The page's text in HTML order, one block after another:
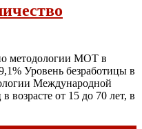
методологии МОТ в
Уровень безработицы в
Международной
возрасте от 15 до 70 лет, в